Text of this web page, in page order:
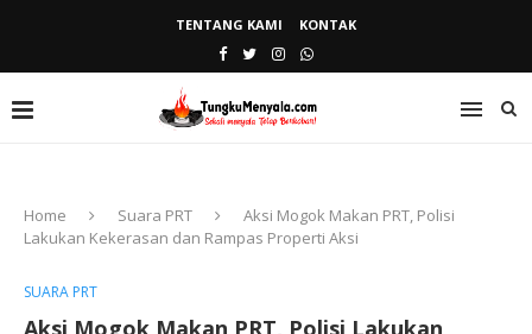
TENTANG KAMI KONTAK
Home Suara PRT
Aksi Mogok Makan PRT, Polisi
Lakukan Kekerasan dan Rampas Properti Aksi
SUARA PRT
Aksi Mogok Makan PRT, Polisi Lakukan